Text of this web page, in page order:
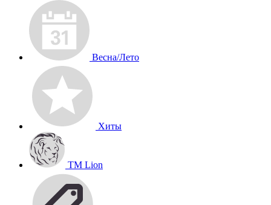
Весна/Лето
Хиты
TM Lion